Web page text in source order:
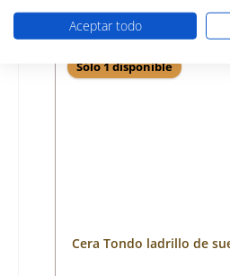
Sólo 1 disponible
Cera Tondo ladrillo de
Aceptar todo